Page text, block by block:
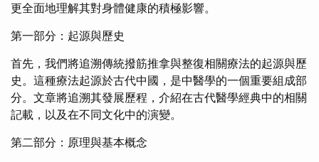
更全面地理解其對身體健康的積極影響。
第一部分：起源與歷史
首先，我們將追溯傳統撥筋推拿與整復相關療法的起源與歷
史。這種療法起源於古代中國，是中醫學的一個重要組成部
分。文章將追溯其發展歷程，介紹在古代醫學經典中的相關
記載，以及在不同文化中的演變。
第二部分：原理與基本概念